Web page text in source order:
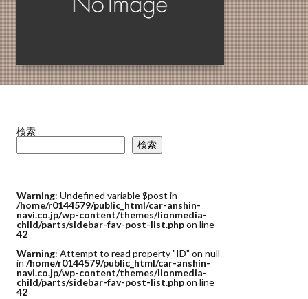
検索
検索
Warning: Undefined variable $post in
/home/r0144579/public_html/car-anshin-
navi.co.jp/wp-content/themes/lionmedia-
child/parts/sidebar-fav-post-list.phpon line
42
Warning: Attempt to read property "ID" on null
in /home/r0144579/public_html/car-anshin-
navi.co.jp/wp-content/themes/lionmedia-
child/parts/sidebar-fav-post-list.phpon line
42